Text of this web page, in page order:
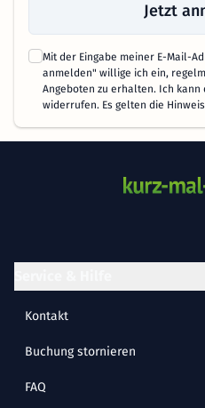
Jetzt
Mit der Eingabe meiner E-Mail-
anmelden" willige ich ein,
Angeboten zu erhalten. Ich
widerrufen. Es gelten die
Kontakt
Buchung stornieren
FAQ